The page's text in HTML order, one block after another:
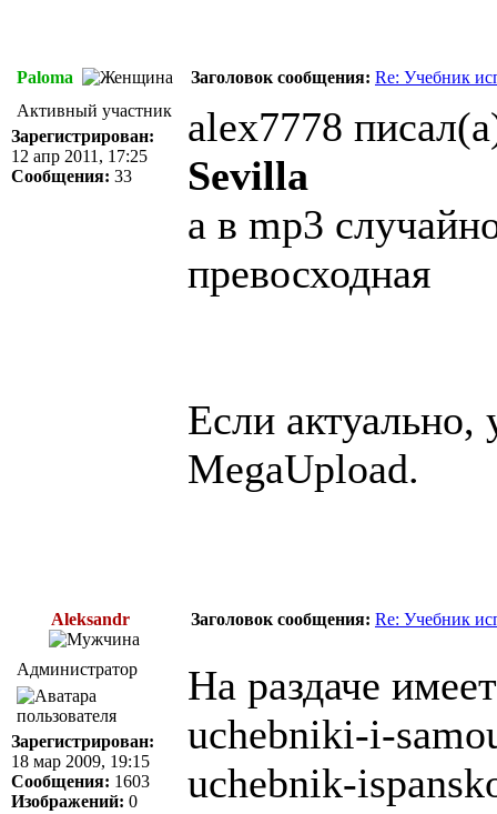
Paloma Заголовок сообщения: Re: Учебник
Активный участник
Зарегистрирован:
12 апр 2011, 17:25
Сообщения: 33
alex7778
Sevilla
а в mp3
превосходная
Если
MegaUpload.
Aleksandr Заголовок сообщения: Re: Учебник
Администратор
Зарегистрирован:
18 мар 2009, 19:15
Сообщения: 1603
Изображений: 0
На раздаче
uchebniki-i-
uchebnik-